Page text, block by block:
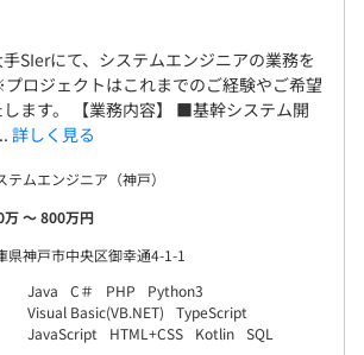
SIerにて、システムエンジニアの業務を
ロジェクトはこれまでのご経験やご希望
ます。 【業務内容】 ■基幹システム開
詳しく見る
テムエンジニア（神戸）
万 〜 800万円
県神戸市中央区御幸通4-1-1
Java C＃ PHP
Python3
Visual Basic(VB.NET)
TypeScript
JavaScript
HTML+CSS Kotlin SQL